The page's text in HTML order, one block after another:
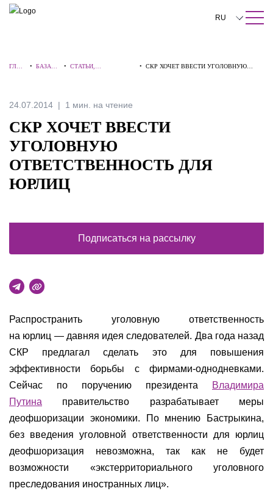
ПОИСК ПО САЙТУ Закрыть
RU
中文
ГЛАВ
• БАЗА
• СТАТЬИ,
• СКР ХОЧЕТ ВВЕСТИ УГОЛОВНУЮ
24.07.2014 1 мин. на чтение
СКР ХОЧЕТ ВВЕСТИ
УГОЛОВНУЮ
ОТВЕТСТВЕННОСТЬ ДЛЯ
ЮРЛИЦ
Распространить уголовную ответственность
на юрлиц — давняя идея следователей. Два года назад
СКР предлагал сделать это для повышения
эффективности борьбы с фирмами-однодневками.
Сейчас по поручению президента
Владимира
Путина правительство разрабатывает меры
деофшоризации экономики. По мнению Бастрыкина,
без введения уголовной ответственности для юрлиц
деофшоризация невозможна, так как не будет
возможности «экстерриториального уголовного
преследования иностранных лиц».
Подписаться на рассылку